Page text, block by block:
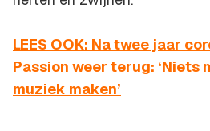
LEES OOK: Na twee jaar
Passion weer terug: ‘Niets
muziek maken’